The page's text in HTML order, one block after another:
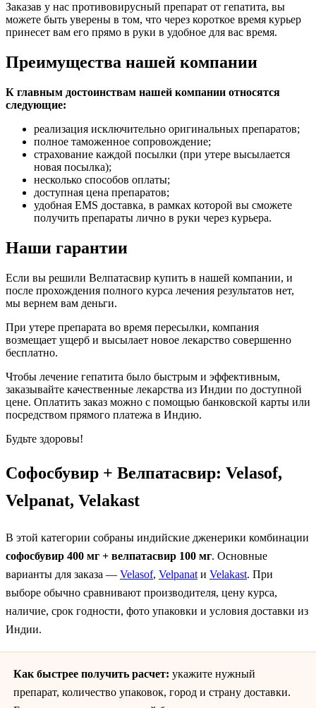
Заказав у нас противовирусный препарат от гепатита, вы
можете быть уверены в том, что через короткое время курьер
принесет вам его прямо в руки в удобное для вас время.
Преимущества нашей компании
К главным достоинствам нашей компании относятся
следующие:
реализация исключительно оригинальных препаратов;
полное таможенное сопровождение;
страхование каждой посылки (при утере высылается
новая посылка);
несколько способов оплаты;
доступная цена препаратов;
удобная EMS доставка, в рамках которой вы сможете
получить препараты лично в руки через курьера.
Наши гарантии
Если вы решили Велпатасвир купить в нашей компании, и
после прохождения полного курса лечения результатов нет,
мы вернем вам деньги.
При утере препарата во время пересылки, компания
возмещает ущерб и высылает новое лекарство совершенно
бесплатно.
Чтобы лечение гепатита было быстрым и эффективным,
заказывайте качественные лекарства из Индии по доступной
цене. Оплатить заказ можно с помощью банковской карты или
посредством прямого платежа в Индию.
Будьте здоровы!
Софосбувир + Велпатасвир: Velasof,
Velpanat, Velakast
В этой категории собраны индийские дженерики комбинации
софосбувир 400 мг + велпатасвир 100 мг. Основные
варианты для заказа — Velasof, Velpanat и Velakast. При
выборе обычно сравнивают производителя, цену курса,
наличие, срок годности, фото упаковки и условия доставки из
Индии.
Как быстрее получить расчет: укажите нужный
препарат, количество упаковок, город и страну доставки.